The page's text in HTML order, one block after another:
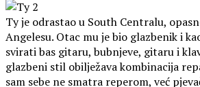
Ty je odrastao u South Centralu,
Angelesu. Otac mu je bio glazbenik i
svirati bas gitaru, bubnjeve, gitaru i
glazbeni stil obilježava kombinacija
sam sebe ne smatra reperom, već